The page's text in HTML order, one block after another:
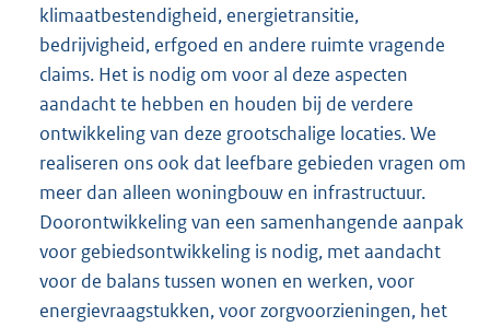
klimaatbestendigheid, energietransitie,
bedrijvigheid, erfgoed en andere ruimte vragende
claims. Het is nodig om voor al deze aspecten
aandacht te hebben en houden bij de verdere
ontwikkeling van deze grootschalige locaties. We
realiseren ons ook dat leefbare gebieden vragen om
meer dan alleen woningbouw en infrastructuur.
Doorontwikkeling van een samenhangende aanpak
voor gebiedsontwikkeling is nodig, met aandacht
voor de balans tussen wonen en werken, voor
energievraagstukken, voor zorgvoorzieningen, het